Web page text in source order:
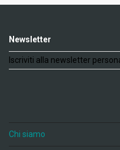
Newsletter
Iscriviti alla newsletter
Chi siamo